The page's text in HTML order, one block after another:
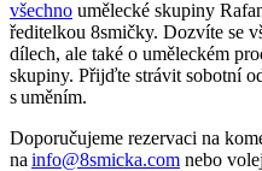
všechno umělecké skupiny
ředitelkou 8smičky. Dozvíte se
dílech, ale také o uměleckém
skupiny. Přijďte strávit sobotní
s uměním.
Doporučujeme rezervaci na
na info@8smicka.com nebo